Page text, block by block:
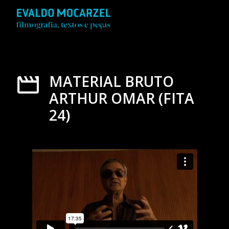
MATERIAL BRUTO
ARTHUR OMAR (FITA
24)